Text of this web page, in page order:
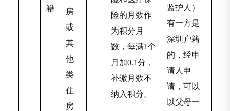
险的月数作
为积分月
数，每满1个
月加0.1分，
补缴月数不
纳入积分。
监护人）
有一方是
深圳户籍
的，经申
请人申
请，可以
以父母一
籍
房
或
其
他
类
住
房